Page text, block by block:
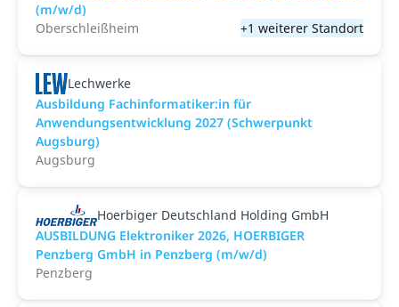
(m/w/d)
Oberschleißheim
+1 weiterer Standort
Lechwerke
Ausbildung Fachinformatiker:in für
Anwendungsentwicklung 2027 (Schwerpunkt
Augsburg)
Augsburg
Hoerbiger Deutschland Holding GmbH
AUSBILDUNG Elektroniker 2026, HOERBIGER
Penzberg GmbH in Penzberg (m/w/d)
Penzberg